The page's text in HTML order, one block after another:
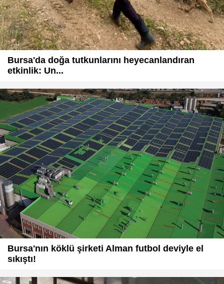
Bursa'da doğa tutkunlarını heyecanlandıran
etkinlik: Un...
Bursa'nın köklü şirketi Alman futbol deviyle el
sıkıştı!